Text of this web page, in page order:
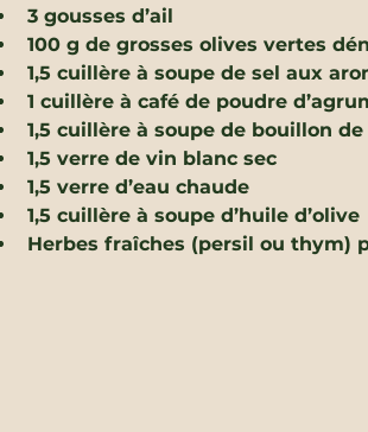
3 gousses d’ail
100 g de grosses olives vertes
1,5 cuillère à soupe de sel aux
1 cuillère à café de poudre
1,5 cuillère à soupe de bouillon
1,5 verre de vin blanc sec
1,5 verre d’eau chaude
1,5 cuillère à soupe d’huile d’olive
Herbes fraîches (persil ou thym)